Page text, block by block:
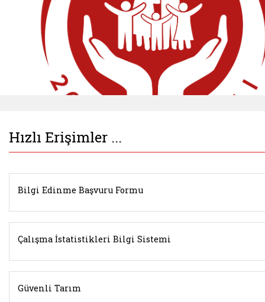
Hızlı Erişimler ...
Bilgi Edinme Başvuru Formu
Çalışma İstatistikleri Bilgi Sistemi
Güvenli Tarım